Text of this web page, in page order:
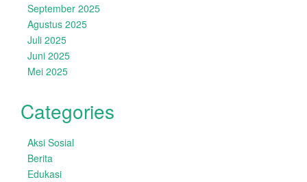
September 2025
Agustus 2025
Juli 2025
Juni 2025
Mei 2025
Categories
Aksi Sosial
Berita
Edukasi